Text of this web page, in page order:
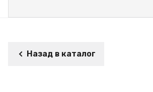
Назад в каталог